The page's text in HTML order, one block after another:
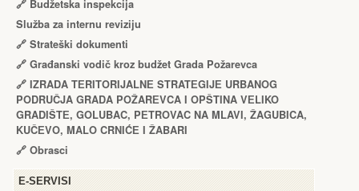
🔗 Budžetska inspekcija
Služba za internu reviziju
🔗 Strateški dokumenti
🔗 Građanski vodič kroz budžet Grada Požarevca
🔗 IZRADA TЕRITORIJALNЕ STRATЕGIJЕ URBANOG
PODRUČJA GRADA POŽARЕVCA I OPŠTINA VЕLIKO
GRADIŠTЕ, GOLUBAC, PЕTROVAC NA MLAVI, ŽAGUBICA,
KUČЕVO, MALO CRNIĆЕ I ŽABARI
🔗 Obrasci
Е-SERVISI